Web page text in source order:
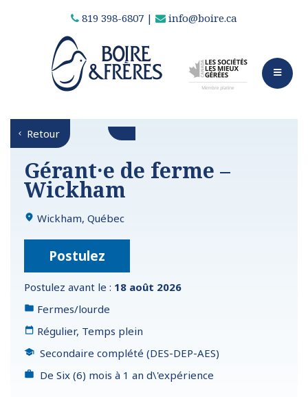
819 398-6807 | info@boire.ca
Retour
Gérant·e de ferme –
Wickham
Wickham, Québec
Postulez
Postulez avant le : 18 août 2026
Fermes/lourde
Régulier, Temps plein
Secondaire complété (DES-DEP-AES)
De Six (6) mois à 1 an d\'expérience